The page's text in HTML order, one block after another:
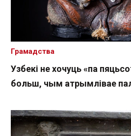
Узбекі не хочуць «па
больш, чым атрымлівае
Грамадства